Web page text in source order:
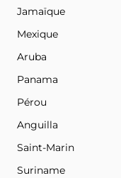
Jamaïque
Mexique
Aruba
Panama
Pérou
Anguilla
Saint-Marin
Suriname